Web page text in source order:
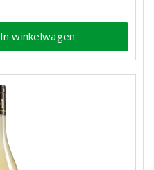
In winkelwagen